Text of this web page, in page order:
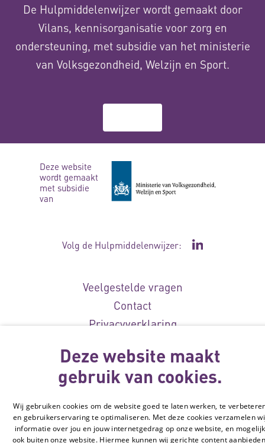
De Hulpmiddelenwijzer wordt gemaakt door
Vilans, kennisorganisatie voor zorg en
ondersteuning, met subsidie van het ministerie
van Volksgezondheid, Welzijn en Sport.
Deze website
wordt gemaakt
met subsidie
van
Volg de Hulpmiddelenwijzer: Ga naar de
Veelgestelde vragen
Contact
Privacyverklaring
Disclaimer
Cookie-instellingen
© Vilans, 2026
Deze website maakt
gebruik van cookies.
Wij gebruiken cookies om de website goed te laten werken, te
en gebruikerservaring te optimaliseren. Met deze cookies verzamelen
informatie over jou en jouw internetgedrag op onze website, en mogelijk
ook buiten onze website. Hiermee kunnen wij gerichte content